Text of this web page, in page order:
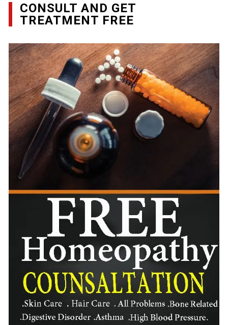
CONSULT AND GET
TREATMENT FREE